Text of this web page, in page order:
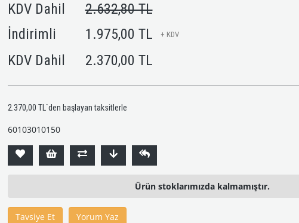
KDV Dahil
2.632,80 TL
İndirimli
1.975,00 TL + KDV
KDV Dahil 2.370,00 TL
2.370,00 TL `den başlayan taksitlerle
60103010150
Ürün stoklarımızda kalmamıştır.
Tavsiye Et Yorum Yaz